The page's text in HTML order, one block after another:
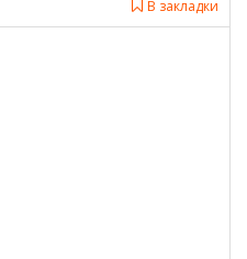
В закладки